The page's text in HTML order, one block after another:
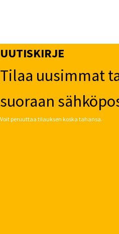
UUTISKIRJE
Tilaa uusimmat
suoraan
Voit peruuttaa tilauksen koska tahansa.